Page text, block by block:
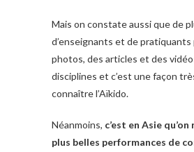
Mais on constate aussi que de
d’enseignants et de
photos, des articles et des
disciplines et c’est une façon
connaître l’Aïkido.
Néanmoins, c’est en Asie
plus belles performances de